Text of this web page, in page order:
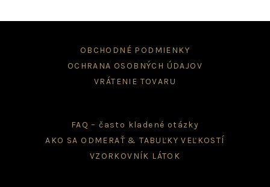
OBCHODNÉ PODMIENKY
OCHRANA OSOBNÝCH ÚDAJOV
VRÁTENIE TOVARU
FAQ – často kladené otázky
AKO SA ODMERAŤ & TABUĽKY VEĽKOSTÍ
VZORKOVNÍK LÁTOK